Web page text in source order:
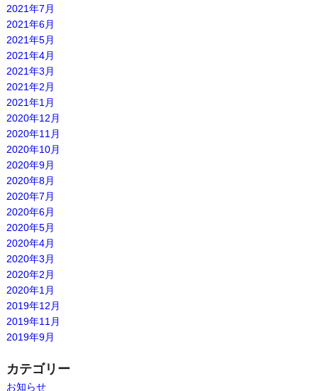
2021年7月
2021年6月
2021年5月
2021年4月
2021年3月
2021年2月
2021年1月
2020年12月
2020年11月
2020年10月
2020年9月
2020年8月
2020年7月
2020年6月
2020年5月
2020年4月
2020年3月
2020年2月
2020年1月
2019年12月
2019年11月
2019年9月
カテゴリー
お知らせ